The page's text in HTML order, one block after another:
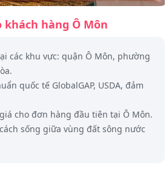
hàng Ô Môn
các khu vực: quận Ô Môn, phường
quốc tế GlobalGAP, USDA, đảm
cho đơn hàng đầu tiên tại Ô Môn.
sống giữa vùng đất sông nước